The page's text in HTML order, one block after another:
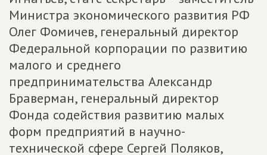
Министра экономического развития РФ
Олег Фомичев, генеральный директор
Федеральной корпорации по развитию
малого и среднего
предпринимательства Александр
Браверман, генеральный директор
Фонда содействия развитию малых
форм предприятий в научно-
технической сфере Сергей Поляков,